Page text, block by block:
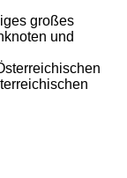
großes
und